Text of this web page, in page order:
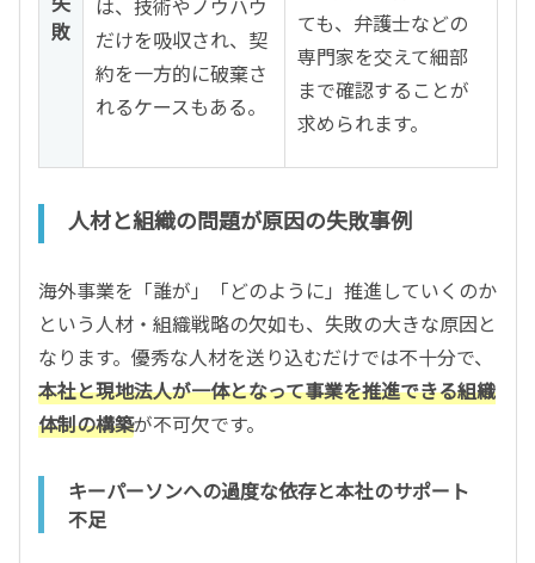
敗
だけを吸収され、契
約を一方的に破棄さ
れるケースもある。
ても、弁護士などの
専門家を交えて細部
まで確認することが
求められます。
人材と組織の問題が原因の失敗事例
海外事業を「誰が」「どのように」推進していくのか
という人材・組織戦略の欠如も、失敗の大きな原因と
なります。優秀な人材を送り込むだけでは不十分で、
本社と現地法人が一体となって事業を推進できる組織
体制の構築が不可欠です。
キーパーソンへの過度な依存と本社のサポート
不足